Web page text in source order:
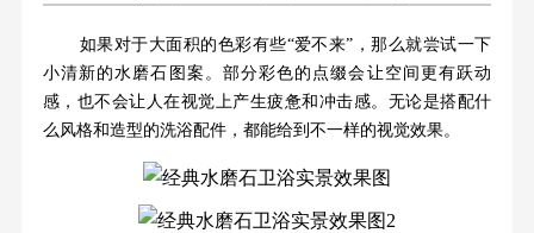
如果对于大面积的色彩有些“爱不来”，那么就尝试一下
小清新的水磨石图案。部分彩色的点缀会让空间更有跃动
感，也不会让人在视觉上产生疲惫和冲击感。无论是搭配什
么风格和造型的洗浴配件，都能给到不一样的视觉效果。